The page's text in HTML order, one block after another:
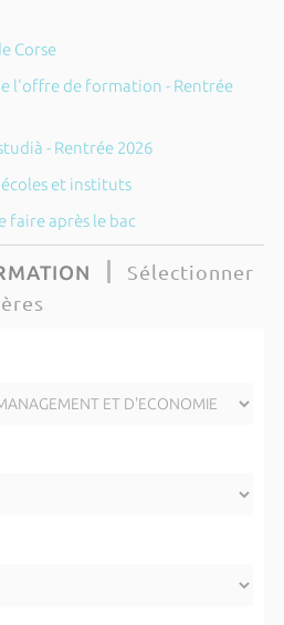
Corse
l'offre de formation - Rentrée
- Rentrée 2026
et instituts
faire après le bac
Sélectionner